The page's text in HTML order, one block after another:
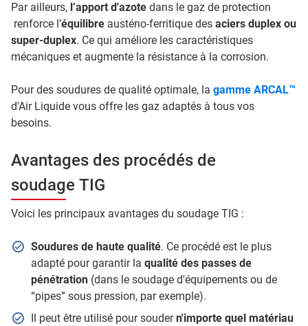
Par ailleurs, l’apport d'azote dans le gaz de protection
renforce l’équilibre austéno-ferritique des aciers duplex ou
super-duplex. Ce qui améliore les caractéristiques
mécaniques et augmente la résistance à la corrosion.
Pour des soudures de qualité optimale, la gamme ARCAL™
d'Air Liquide vous offre les gaz adaptés à tous vos
besoins.
Avantages des procédés de
soudage TIG
Voici les principaux avantages du soudage TIG :
Soudures de haute qualité. Ce procédé est le plus
adapté pour garantir la qualité des passes de
pénétration(dans le soudage d'équipements ou de
“pipes” sous pression, par exemple).
Il peut être utilisé pour soudern'importe quel matériau